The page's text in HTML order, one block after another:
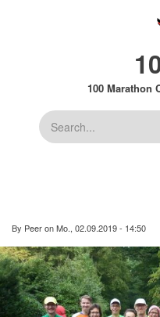
100 Marathon
Suche
By PeeronMo., 02.09.2019 - 14:50